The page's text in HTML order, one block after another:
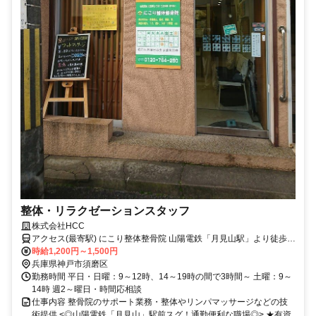
整体・リラクゼーションスタッフ
株式会社HCC
アクセス(最寄駅) にこり整体整骨院 山陽電鉄「月見山駅」より徒歩1
分
時給1,200円～1,500円
兵庫県神戸市須磨区
勤務時間 平日・日曜：9～12時、14～19時の間で3時間～ 土曜：9～
14時 週2～曜日・時間応相談
仕事内容 整骨院のサポート業務・整体やリンパマッサージなどの技